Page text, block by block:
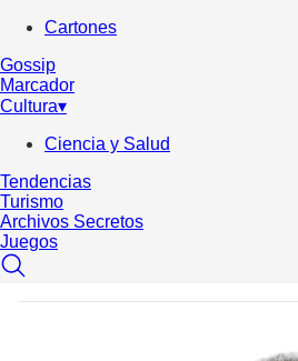
Cartones
Gossip
Marcador
Cultura▾
Ciencia y Salud
Tendencias
Turismo
Archivos Secretos
Juegos